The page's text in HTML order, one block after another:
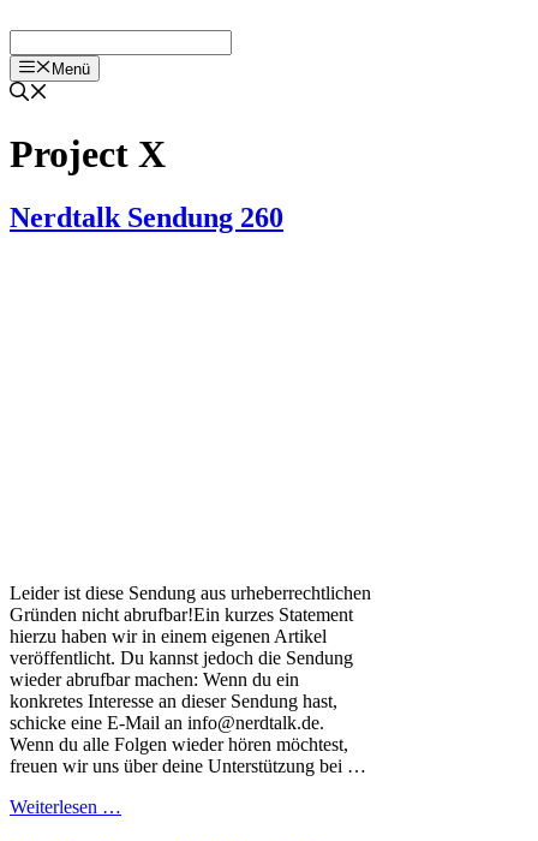
Menü
Project X
Nerdtalk Sendung 260
Leider ist diese Sendung aus urheberrechtlichen
Gründen nicht abrufbar!Ein kurzes Statement
hierzu haben wir in einem eigenen Artikel
veröffentlicht. Du kannst jedoch die Sendung
wieder abrufbar machen: Wenn du ein
konkretes Interesse an dieser Sendung hast,
schicke eine E-Mail an info@nerdtalk.de.
Wenn du alle Folgen wieder hören möchtest,
freuen wir uns über deine Unterstützung bei …
Weiterlesen …